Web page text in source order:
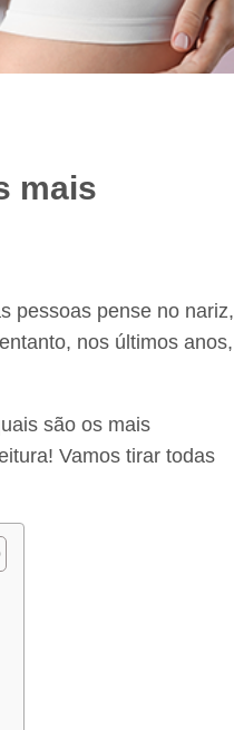
mais
pessoas pense no nariz,
nos últimos anos,
são os mais
Vamos tirar todas